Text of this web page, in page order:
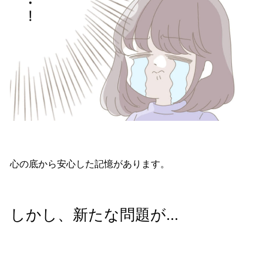
心の底から安心した記憶があります。
しかし、新たな問題が…